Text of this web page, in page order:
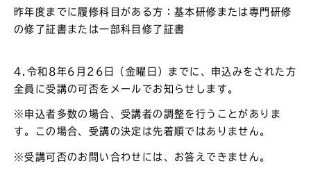
昨年度までに履修科目がある方：基本研修または専門研修
の修了証書または一部科目修了証書
4.令和8年6月26日（金曜日）までに、申込みをされた方
全員に受講の可否をメールでお知らせします。
※申込者多数の場合、受講者の調整を行うことがありま
す。この場合、受講の決定は先着順ではありません。
※受講可否のお問い合わせには、お答えできません。